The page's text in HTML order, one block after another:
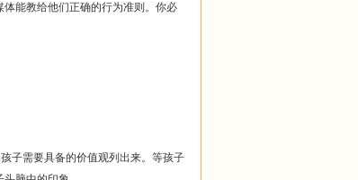
能教给他们正确的行为准则。你必
子需要具备的价值观列出来。等孩子